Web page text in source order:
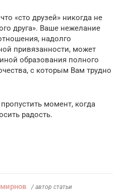
«сто друзей» никогда не
друга». Ваше нежелание
надолго
привязанности, может
образования полного
с которым Вам трудно
момент, когда
радость.
/ автор статьи